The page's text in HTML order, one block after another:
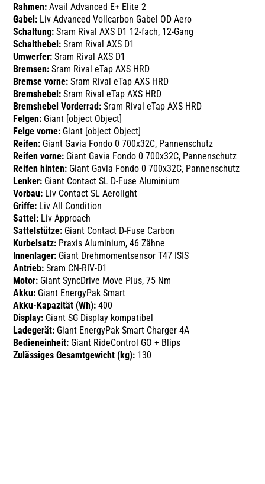
Rahmen: Avail Advanced E+ Elite 2
Gabel: Liv Advanced Vollcarbon Gabel OD Aero
Schaltung: Sram Rival AXS D1 12-fach, 12-Gang
Schalthebel: Sram Rival AXS D1
Umwerfer: Sram Rival AXS D1
Bremsen: Sram Rival eTap AXS HRD
Bremse vorne: Sram Rival eTap AXS HRD
Bremshebel: Sram Rival eTap AXS HRD
Bremshebel Vorderrad: Sram Rival eTap AXS HRD
Felgen: Giant [object Object]
Felge vorne: Giant [object Object]
Reifen: Giant Gavia Fondo 0 700x32C, Pannenschutz
Reifen vorne: Giant Gavia Fondo 0 700x32C, Pannenschutz
Reifen hinten: Giant Gavia Fondo 0 700x32C, Pannenschutz
Lenker: Giant Contact SL D-Fuse Aluminium
Vorbau: Liv Contact SL Aerolight
Griffe: Liv All Condition
Sattel: Liv Approach
Sattelstütze: Giant Contact D-Fuse Carbon
Kurbelsatz: Praxis Aluminium, 46 Zähne
Innenlager: Giant Drehmomentsensor T47 ISIS
Antrieb: Sram CN-RIV-D1
Motor: Giant SyncDrive Move Plus, 75 Nm
Akku: Giant EnergyPak Smart
Akku-Kapazität (Wh): 400
Display: Giant SG Display kompatibel
Ladegerät: Giant EnergyPak Smart Charger 4A
Bedieneinheit: Giant RideControl GO + Blips
Zulässiges Gesamtgewicht (kg): 130